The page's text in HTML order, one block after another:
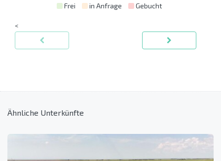
Frei in Anfrage Gebucht
<
Ähnliche Unterkünfte